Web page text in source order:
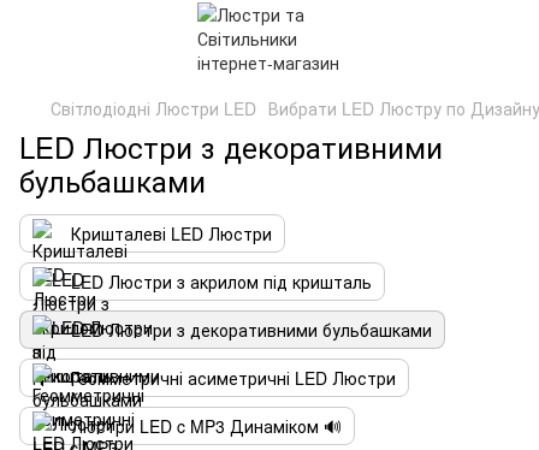
Світлодіодні Люстри LED Вибрати LED Люстру по Дизайну
LED Люстри з декоративними
бульбашками
Кришталеві LED Люстри
LED Люстри з акрилом під кришталь
LED Люстри з декоративними бульбашками
Геомметричні асиметричні LED Люстри
Люстри LED c MP3 Динаміком 🔊